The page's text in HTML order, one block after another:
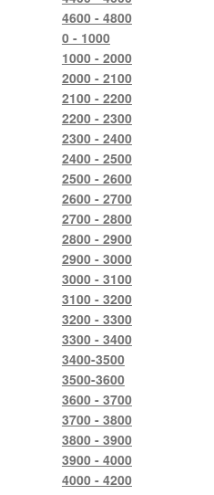
4600 - 4800
0 - 1000
1000 - 2000
2000 - 2100
2100 - 2200
2200 - 2300
2300 - 2400
2400 - 2500
2500 - 2600
2600 - 2700
2700 - 2800
2800 - 2900
2900 - 3000
3000 - 3100
3100 - 3200
3200 - 3300
3300 - 3400
3400-3500
3500-3600
3600 - 3700
3700 - 3800
3800 - 3900
3900 - 4000
4000 - 4200